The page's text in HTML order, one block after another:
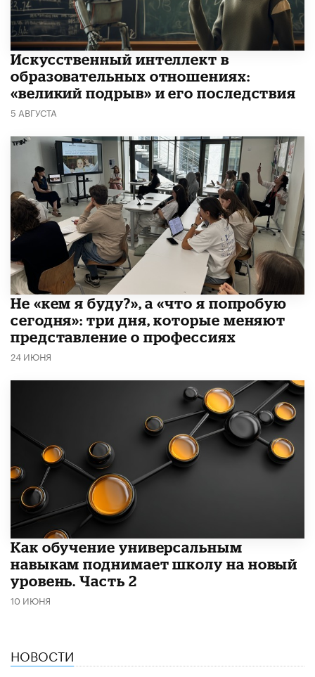
​Искусственный интеллект в
образовательных отношениях:
«великий подрыв» и его последствия
5 АВГУСТА
Не «кем я буду?», а «что я попробую
сегодня»: три дня, которые меняют
представление о профессиях
24 ИЮНЯ
​Как обучение универсальным
навыкам поднимает школу на новый
уровень. Часть 2
10 ИЮНЯ
НОВОСТИ